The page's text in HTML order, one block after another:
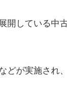
開している中
どが実施され